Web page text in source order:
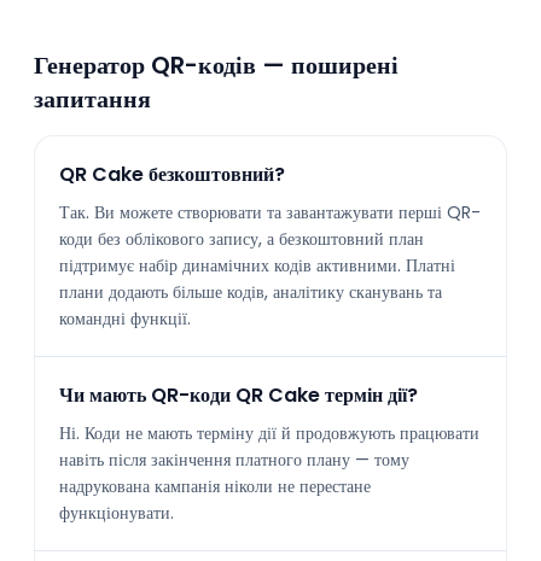
Генератор QR-кодів — поширені
запитання
QR Cake безкоштовний?
Так. Ви можете створювати та завантажувати перші QR-
коди без облікового запису, а безкоштовний план
підтримує набір динамічних кодів активними. Платні
плани додають більше кодів, аналітику сканувань та
командні функції.
Чи мають QR-коди QR Cake термін дії?
Ні. Коди не мають терміну дії й продовжують працювати
навіть після закінчення платного плану — тому
надрукована кампанія ніколи не перестане
функціонувати.